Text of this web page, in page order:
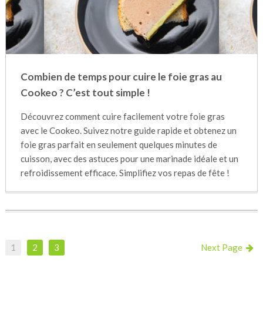
Combien de temps pour cuire le foie gras au
Cookeo ? C’est tout simple !
Découvrez comment cuire facilement votre foie gras
avec le Cookeo. Suivez notre guide rapide et obtenez un
foie gras parfait en seulement quelques minutes de
cuisson, avec des astuces pour une marinade idéale et un
refroidissement efficace. Simplifiez vos repas de fête !
1 2 3 Next Page